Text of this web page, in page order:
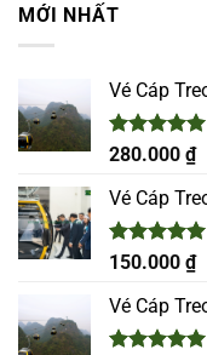
MỚI NHẤT
Vé Cáp
Được xếp
5.00
5 sao
280.000 ₫
Vé Cáp
Được xếp
5.00
5 sao
150.000 ₫
Vé Cáp